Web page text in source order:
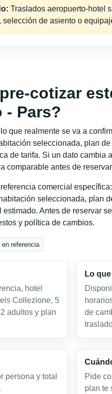
Traslados aeropuerto-hotel
selección de asiento o
cotizar
- Pars?
que realmente se va a
seleccionada, plan
de tarifa. Si un dato cambia
comparable antes de
comercial
seleccionada, plan
estimado. Antes de reservar
y política de cambios.
en referencia
hotel
Collezione, 5
adultos y plan
Lo
de
persona y total
Pide
plan te